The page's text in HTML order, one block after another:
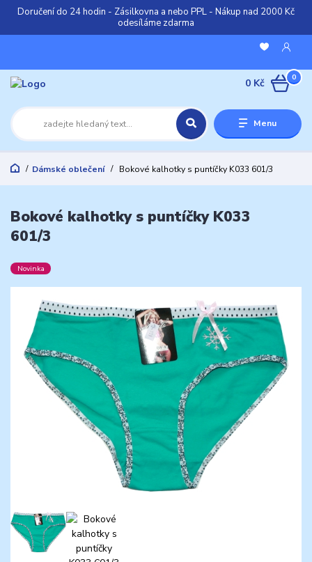
Doručení do 24 hodin - Zásilkovna a nebo PPL - Nákup nad 2000 Kč
odesíláme zdarma
Menu
0
0 Kč
Dámské oblečení Bokové kalhotky s puntíčky K033 601/3
Bokové kalhotky s puntíčky K033
601/3
Novinka